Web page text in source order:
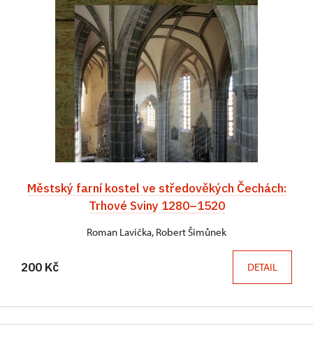
Městský farní kostel ve středověkých Čechách:
Trhové Sviny 1280–1520
Roman Lavička, Robert Šimůnek
200 Kč DETAIL